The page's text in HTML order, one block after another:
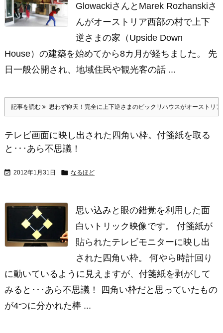
GlowackiさんとMarek Rozhanskiさ
んがオーストリア西部の村で上下
逆さまの家（Upside Down
House）の建築を始めてから8カ月が経ちました。 先
日一般公開され、地域住民や観光客の話 ...
記事を読む 思わず仰天！完全に上下逆さまのビックリハウスがオーストリ
テレビ画面に映し出された四角い枠。付箋紙を取る
と･･･あら不思議！
 2012年1月31日  なるほど
思い込みと眼の錯覚を利用した面
白いトリック映像です。 付箋紙が
貼られたテレビモニターに映し出
された四角い枠。 何やら時計回り
に動いているように見えますが、付箋紙を剥がして
みると･･･あら不思議！ 四角い枠だと思っていたもの
が4つに分かれた棒 ...